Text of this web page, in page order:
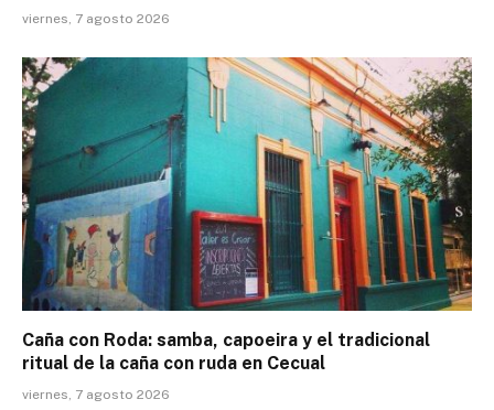
viernes, 7 agosto 2026
Caña con Roda: samba, capoeira y el tradicional
ritual de la caña con ruda en Cecual
viernes, 7 agosto 2026